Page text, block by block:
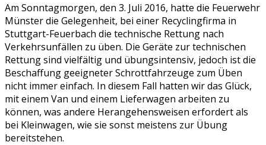
Am Sonntagmorgen, den 3. Juli 2016, hatte die Feuerwehr
Münster die Gelegenheit, bei einer Recyclingfirma in
Stuttgart-Feuerbach die technische Rettung nach
Verkehrsunfällen zu üben. Die Geräte zur technischen
Rettung sind vielfältig und übungsintensiv, jedoch ist die
Beschaffung geeigneter Schrottfahrzeuge zum Üben
nicht immer einfach. In diesem Fall hatten wir das Glück,
mit einem Van und einem Lieferwagen arbeiten zu
können, was andere Herangehensweisen erfordert als
bei Kleinwagen, wie sie sonst meistens zur Übung
bereitstehen.